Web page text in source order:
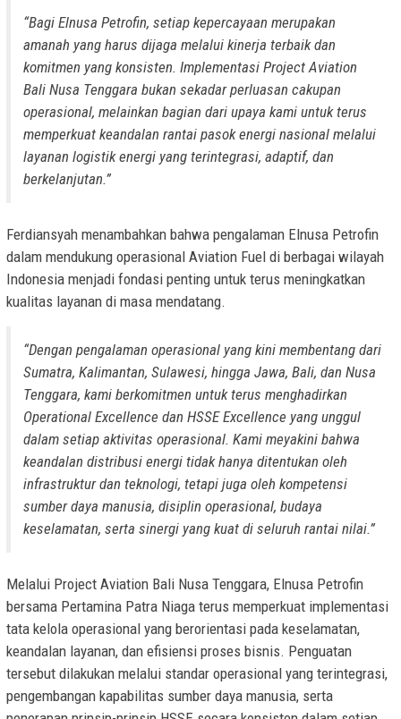
“Bagi Elnusa Petrofin, setiap kepercayaan merupakan
amanah yang harus dijaga melalui kinerja terbaik dan
komitmen yang konsisten. Implementasi Project Aviation
Bali Nusa Tenggara bukan sekadar perluasan cakupan
operasional, melainkan bagian dari upaya kami untuk terus
memperkuat keandalan rantai pasok energi nasional melalui
layanan logistik energi yang terintegrasi, adaptif, dan
berkelanjutan.”
Ferdiansyah menambahkan bahwa pengalaman Elnusa Petrofin
dalam mendukung operasional Aviation Fuel di berbagai wilayah
Indonesia menjadi fondasi penting untuk terus meningkatkan
kualitas layanan di masa mendatang.
“Dengan pengalaman operasional yang kini membentang dari
Sumatra, Kalimantan, Sulawesi, hingga Jawa, Bali, dan Nusa
Tenggara, kami berkomitmen untuk terus menghadirkan
Operational Excellence dan HSSE Excellence yang unggul
dalam setiap aktivitas operasional. Kami meyakini bahwa
keandalan distribusi energi tidak hanya ditentukan oleh
infrastruktur dan teknologi, tetapi juga oleh kompetensi
sumber daya manusia, disiplin operasional, budaya
keselamatan, serta sinergi yang kuat di seluruh rantai nilai.”
Melalui Project Aviation Bali Nusa Tenggara, Elnusa Petrofin
bersama Pertamina Patra Niaga terus memperkuat implementasi
tata kelola operasional yang berorientasi pada keselamatan,
keandalan layanan, dan efisiensi proses bisnis. Penguatan
tersebut dilakukan melalui standar operasional yang terintegrasi,
pengembangan kapabilitas sumber daya manusia, serta